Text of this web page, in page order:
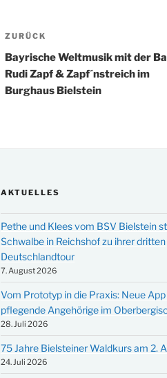
Beitragsnavigation
Vorheriger
Beitrag
ZURÜCK
Bayrische Weltmusik mit der
Rudi Zapf & Zapf´nstreich im
Burghaus Bielstein
AKTUELLES
Pethe und Klees vom BSV Bielstein
Schwalbe in Reichshof zu ihrer dritten
Deutschlandtour
7. August 2026
Vom Prototyp in die Praxis: Neue
pflegende Angehörige im
28. Juli 2026
75 Jahre Bielsteiner Waldkurs am 2.
24. Juli 2026